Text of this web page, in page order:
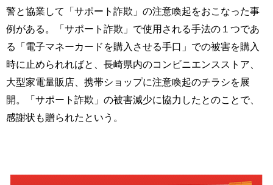
警と協業して「サポート詐欺」の注意喚起をおこなった事
例がある。「サポート詐欺」で使用される手法の１つであ
る「電子マネーカードを購入させる手口」での被害を購入
時に止められればと、長崎県内のコンビニエンスストア、
大型家電量販店、携帯ショップに注意喚起のチラシを展
開。「サポート詐欺」の被害減少に協力したとのことで、
感謝状も贈られたという。